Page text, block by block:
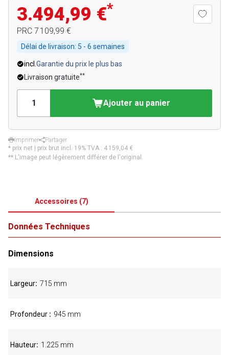
3.494,99 €*
PRC 7 109,99 €
Délai de livraison: 5 - 6 semaines
incl. Garantie du prix le plus bas
Livraison gratuite**
Ajouter au panier
Imprimer
Partager
* prix net | prix brut incl. 19% TVA : 4 159,04 €
** L'image peut légèrement différer de l'original.
Accessoires (7)
Données Techniques
Dimensions
Largeur 715 mm
Profondeur 945 mm
Hauteur 1.225 mm